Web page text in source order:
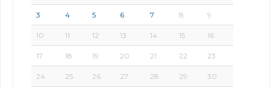
3 4 5 6 7 8 9
10 11 12 13 14 15 16
17 18 19 20 21 22 23
24 25 26 27 28 29 30